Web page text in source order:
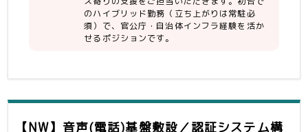
のハイブリッド勤務（立ち上がりは常駐必
須）で、官公庁・自治体インフラ経験を活か
せるポジションです。
【NW】音声(電話)基盤敷設／認証システム構